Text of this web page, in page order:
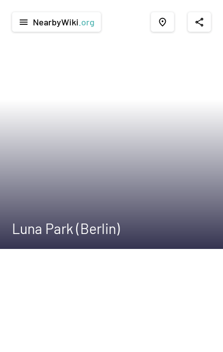
menu NearbyWiki .org place share
Luna Park (Berlin)